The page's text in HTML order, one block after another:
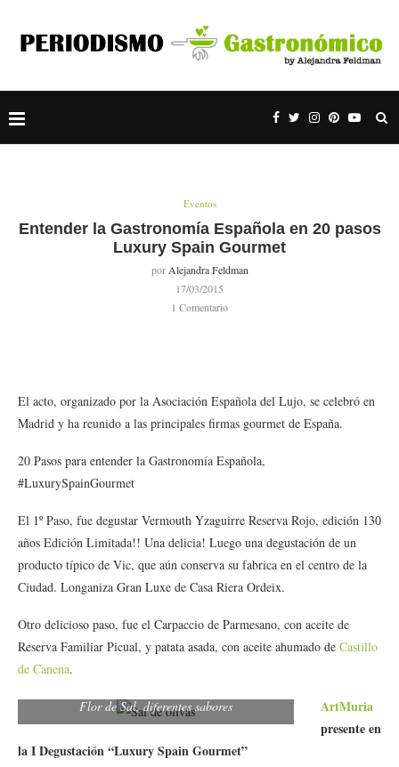
Eventos
Entender la Gastronomía Española en 20 pasos
Luxury Spain Gourmet
por Alejandra Feldman
17/03/2015
1 Comentario
El acto, organizado por la Asociación Española del Lujo, se celebró en
Madrid y ha reunido a las principales firmas gourmet de España.
20 Pasos para entender la Gastronomía Española,
#LuxurySpainGourmet
El 1º Paso, fue degustar Vermouth Yzaguirre Reserva Rojo, edición 130
años Edición Limitada!! Una delicia! Luego una degustación de un
producto típico de Vic, que aún conserva su fabrica en el centro de la
Ciudad. Longaniza Gran Luxe de Casa Riera Ordeix.
Otro delicioso paso, fue el Carpaccio de Parmesano, con aceite de
Reserva Familiar Picual, y patata asada, con aceite ahumado de Castillo
de Canena.
Flor de Sal, diferentes sabores
ArtMuria
presente en
la I Degustación “Luxury Spain Gourmet”